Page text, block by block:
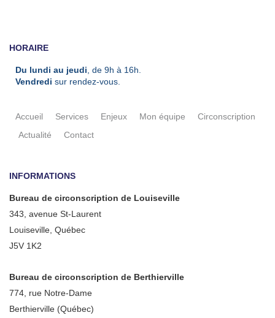
INFORMATIONS
Bureau de circonscription de Louiseville
343, avenue St-Laurent
Louiseville, Québec
J5V 1K2
Bureau de circonscription de Berthierville
774, rue Notre-Dame
Berthierville (Québec)
HORAIRE
Du lundi au jeudi , de 9h à 16h.
Vendredi sur rendez-vous.
Accueil Services Enjeux Mon équipe
Circonscription
Actualité
Contact